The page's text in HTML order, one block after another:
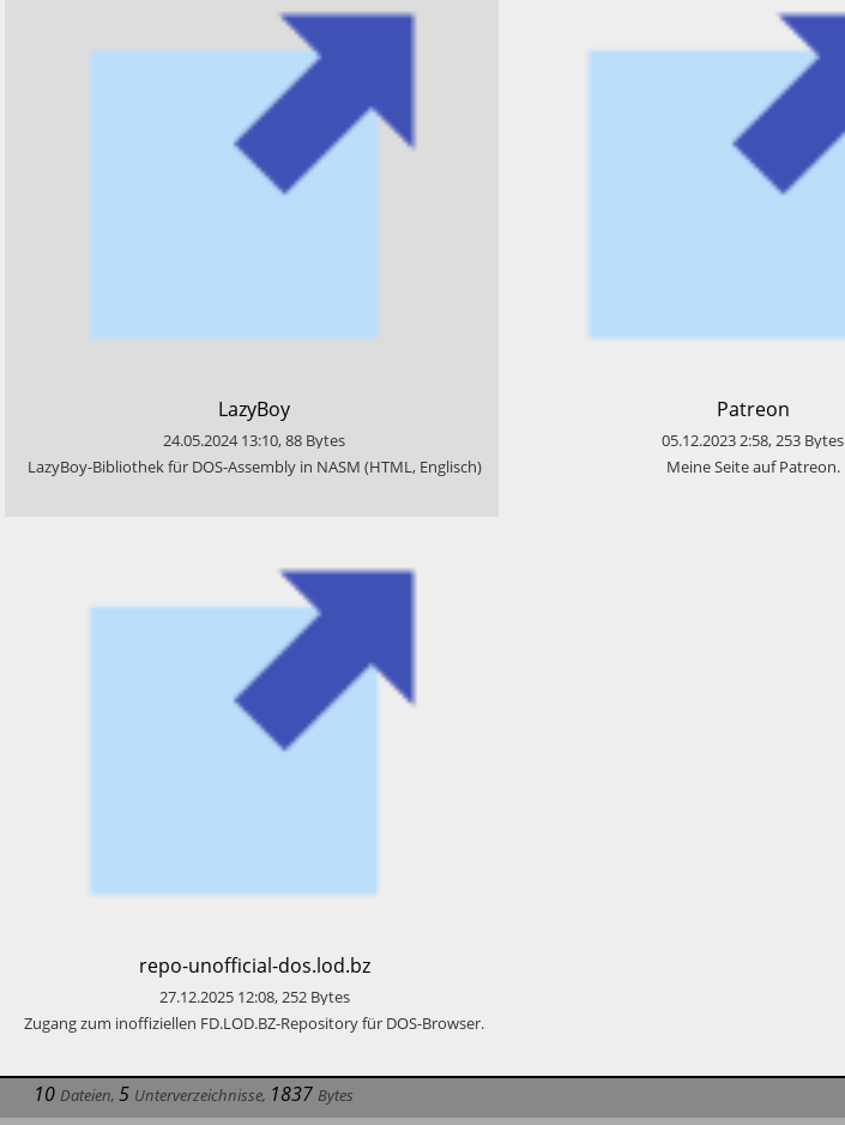
​LazyBoy
24.05.2024 13:10,88 Bytes
​LazyBoy-Bibliothek für DOS-Assembly in NASM (HTML, Englisch)
​Patreon
05.12.20232:58,253 Bytes
​Meine Seite auf Patreon.
​repo-unofficial-dos.lod.bz
27.12.2025 12:08,252 Bytes
​Zugang zum inoffiziellen FD.LOD.BZ-Repository für DOS-Browser.
10 Dateien, 5 Unterverzeichnisse, 1837 Bytes